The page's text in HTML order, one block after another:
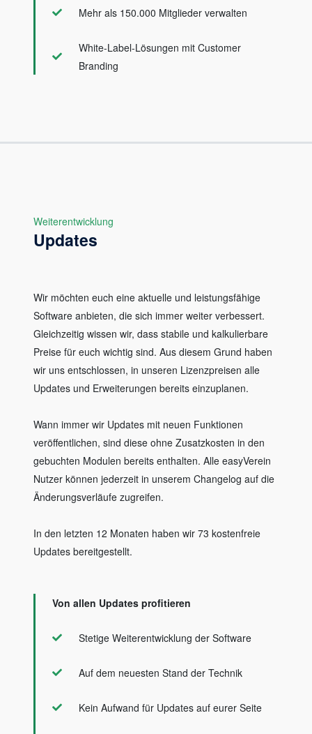
Mehr als 150.000 Mitglieder verwalten
White-Label-Lösungen mit Customer
Branding
Weiterentwicklung
Updates
Wir möchten euch eine aktuelle und leistungsfähige
Software anbieten, die sich immer weiter verbessert.
Gleichzeitig wissen wir, dass stabile und kalkulierbare
Preise für euch wichtig sind. Aus diesem Grund haben
wir uns entschlossen, in unseren Lizenzpreisen alle
Updates und Erweiterungen bereits einzuplanen.
Wann immer wir Updates mit neuen Funktionen
veröffentlichen, sind diese ohne Zusatzkosten in den
gebuchten Modulen bereits enthalten. Alle easyVerein
Nutzer können jederzeit in unserem Changelog auf die
Änderungsverläufe zugreifen.
In den letzten 12 Monaten haben wir 73 kostenfreie
Updates bereitgestellt.
Von allen Updates profitieren
Stetige Weiterentwicklung der Software
Auf dem neuesten Stand der Technik
Kein Aufwand für Updates auf eurer Seite